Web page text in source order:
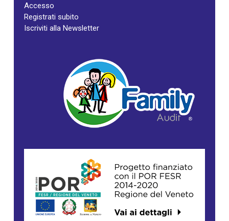
Accesso
Registrati subito
Iscriviti alla Newsletter